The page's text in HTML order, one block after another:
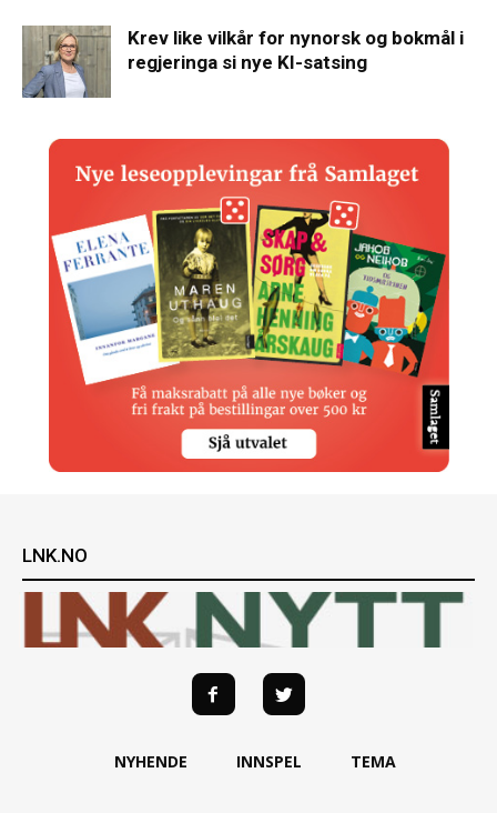
Krev like vilkår for nynorsk og bokmål i
regjeringa si nye KI-satsing
LNK.NO
NYHENDE INNSPEL TEMA